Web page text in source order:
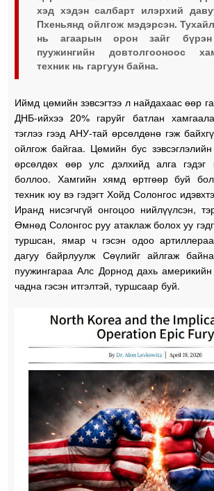
хэд хэдэн салбарт илэрхий
Пхеньянд ойлгож мэдэрсэн.
нь агаарын орон зайг
пуужингийн довтолгооноос
техник нь гаргуун байна.
Иймд цөмийн зэвсэгтээ л найдахаас өөр
ДНБ-ийхээ 20% гаруйг батлан
тэглээ гээд АНУ-тай өрсөлдөнө гэж
ойлгож байгаа. Цөмийн бус
өрсөлдөх өөр улс дэлхийд алга гэдэг
боллоо. Хамгийн хямд өртгөөр буй
техник юу вэ гэдэгт Хойд Солонгос
Иранд нисэгчгүй онгоцоо нийлүүлсэн,
Өмнөд Солонгос руу атаклаж болох уу
туршсан, ямар ч гэсэн одоо
дагуу байрлуулж Сөүлийг айлгаж
пуужингараа Алс Дорнод дахь америкийн
чадна гэсэн итгэлтэй, туршсаар буй.